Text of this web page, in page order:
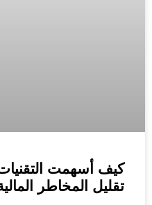
كيف أسهمت التقنيات
تقليل المخاطر